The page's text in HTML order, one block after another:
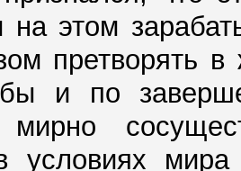
на этом
претворять
и по
мирно
условиях